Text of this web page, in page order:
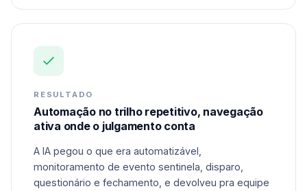
RESULTADO
Automação no trilho repetitivo, navegação
ativa onde o julgamento conta
A IA pegou o que era automatizável,
monitoramento de evento sentinela, disparo,
questionário e fechamento, e devolveu pra equipe